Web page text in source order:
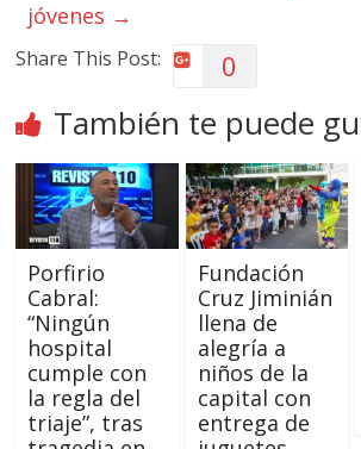
jóvenes →
Share This Post: 0
También te puede
Porfirio
Cabral:
“Ningún
hospital
cumple con
la regla del
triaje”, tras
Fundación
Cruz Jiminián
llena de
alegría a
niños de la
capital con
entrega de